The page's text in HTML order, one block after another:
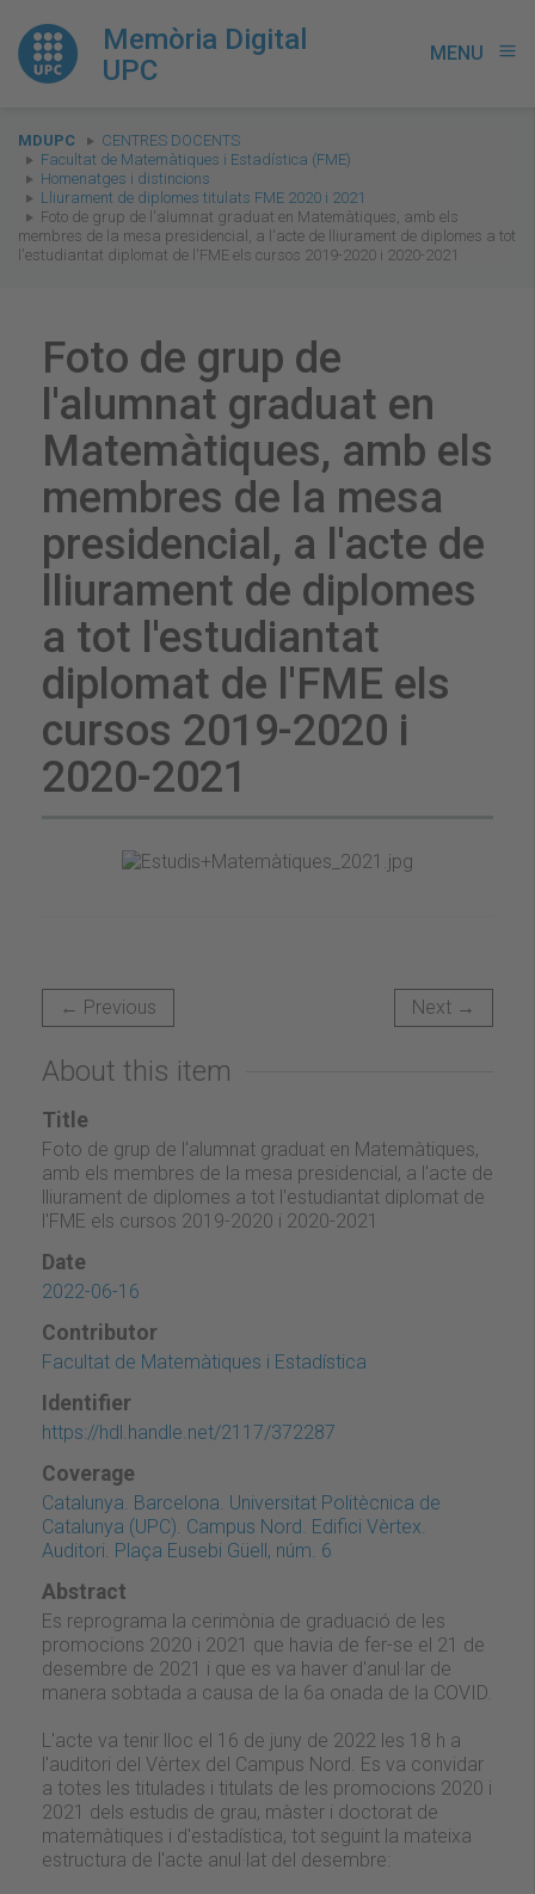
Memòria Digital
UPC
MENU menu
You
are
here:
MDUPC
CENTRES DOCENTS
Facultat de Matemàtiques i Estadística (FME)
Homenatges i distincions
Lliurament de diplomes titulats FME 2020 i 2021
Foto de grup de l'alumnat graduat en Matemàtiques, amb els
membres de la mesa presidencial, a l'acte de lliurament de diplomes a tot
l'estudiantat diplomat de l'FME els cursos 2019-2020 i 2020-2021
Foto de grup de
l'alumnat graduat en
Matemàtiques, amb els
membres de la mesa
presidencial, a l'acte de
lliurament de diplomes
a tot l'estudiantat
diplomat de l'FME els
cursos 2019-2020 i
2020-2021
← Previous Next →
About this item
Title
Foto de grup de l'alumnat graduat en Matemàtiques,
amb els membres de la mesa presidencial, a l'acte de
lliurament de diplomes a tot l'estudiantat diplomat de
l'FME els cursos 2019-2020 i 2020-2021
Date
2022-06-16
Contributor
Facultat de Matemàtiques i Estadística
Identifier
https://hdl.handle.net/2117/372287
Coverage
Catalunya. Barcelona. Universitat Politècnica de
Catalunya (UPC). Campus Nord. Edifici Vèrtex.
Auditori. Plaça Eusebi Güell, núm. 6
Abstract
Es reprograma la cerimònia de graduació de les
promocions 2020 i 2021 que havia de fer-se el 21 de
desembre de 2021 i que es va haver d'anul·lar de
manera sobtada a causa de la 6a onada de la COVID.
L'acte va tenir lloc el 16 de juny de 2022 les 18 h a
l'auditori del Vèrtex del Campus Nord. Es va convidar
a totes les titulades i titulats de les promocions 2020 i
2021 dels estudis de grau, màster i doctorat de
matemàtiques i d'estadística, tot seguint la mateixa
estructura de l'acte anul·lat del desembre: